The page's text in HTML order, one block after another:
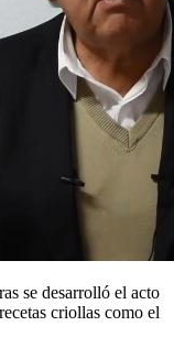
se desarrolló el acto
criollas como el